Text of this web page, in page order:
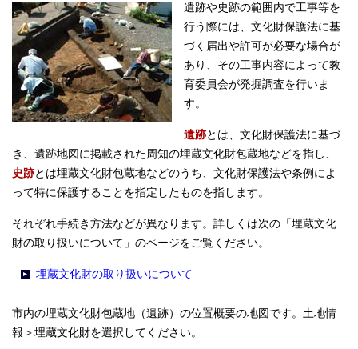
遺跡や史跡の範囲内で工事等を
行う際には、文化財保護法に基
づく届出や許可が必要な場合が
あり、その工事内容によって教
育委員会が発掘調査を行いま
す。
遺跡とは、文化財保護法に基づ
き、遺跡地図に掲載された周知の埋蔵文化財包蔵地などを指し、
史跡とは埋蔵文化財包蔵地などのうち、文化財保護法や条例によ
って特に保護することを指定したものを指します。
それぞれ手続き方法などが異なります。詳しくは次の「埋蔵文化
財の取り扱いについて」のページをご覧ください。
埋蔵文化財の取り扱いについて
市内の埋蔵文化財包蔵地（遺跡）の位置概要の地図です。土地情
報＞埋蔵文化財を選択してください。